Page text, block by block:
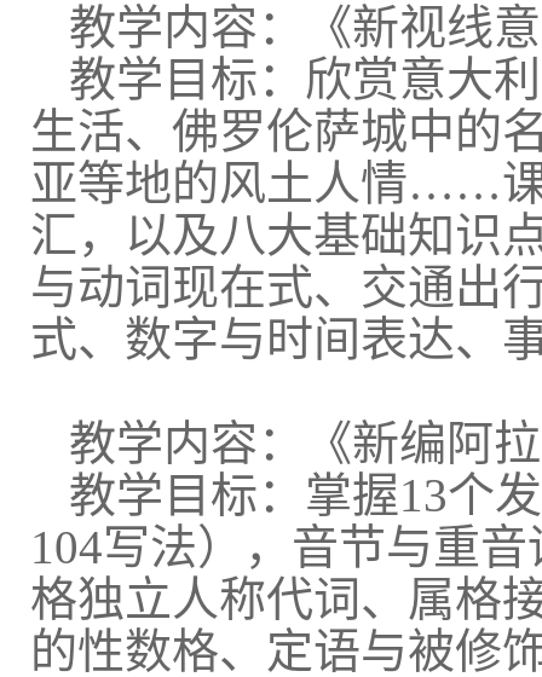
教学内容：《新视线
教学目标：欣赏意大
生活、佛罗伦萨城中的
亚等地的风土人情……
汇，以及八大基础知识
与动词现在式、交通出
式、数字与时间表达、
教学内容：《新编阿
教学目标：掌握13个
104写法），音节与重
格独立人称代词、属格
的性数格、定语与被修